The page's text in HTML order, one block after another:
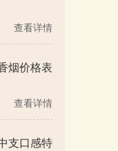
查看详情
烟价格表
查看详情
支口感特